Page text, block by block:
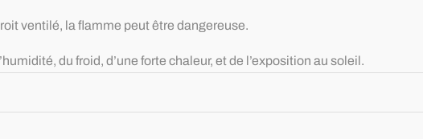
ventilé, la flamme peut être dangereuse.
du froid, d’une forte chaleur, et de l’exposition au soleil.